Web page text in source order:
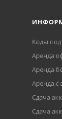
Коды
Аренда
Аренда
Аренда с
Сдача
Cдача